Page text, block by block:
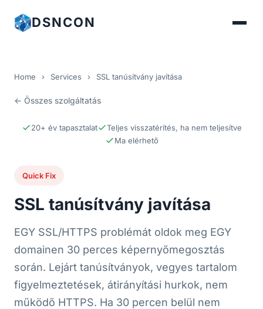
DSNCON
Home › Services › SSL tanúsítvány javítása
← Összes szolgáltatás
20+ év tapasztalat
Teljes visszatérítés, ha nem teljesítve
Ma elérhető
Quick Fix
SSL tanúsítvány javítása
EGY SSL/HTTPS problémát oldok meg EGY
domainen 30 perces képernyőmegosztás
során. Lejárt tanúsítványok, vegyes tartalom
figyelmeztetések, átirányítási hurkok, nem
működő HTTPS. Ha 30 percen belül nem